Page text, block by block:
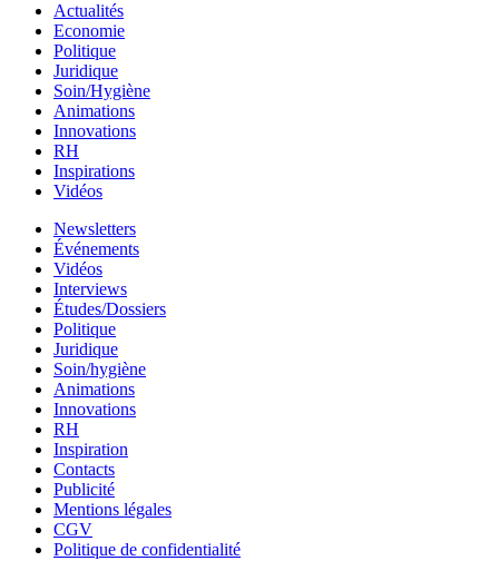
Actualités
Economie
Politique
Juridique
Soin/Hygiène
Animations
Innovations
RH
Inspirations
Vidéos
Newsletters
Événements
Vidéos
Interviews
Études/Dossiers
Politique
Juridique
Soin/hygiène
Animations
Innovations
RH
Inspiration
Contacts
Publicité
Mentions légales
CGV
Politique de confidentialité